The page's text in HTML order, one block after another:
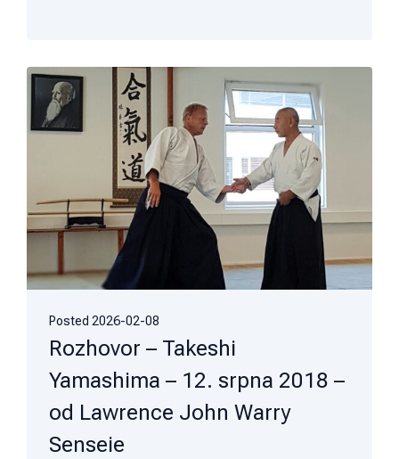
Posted 2026-02-08
Rozhovor – Takeshi
Yamashima – 12. srpna 2018 –
od Lawrence John Warry
Senseie